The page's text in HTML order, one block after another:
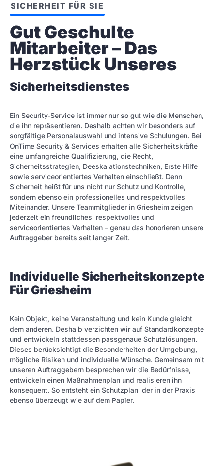
SICHERHEIT FÜR SIE
Gut Geschulte
Mitarbeiter – Das
Herzstück Unseres
Sicherheitsdienstes
Ein Security-Service ist immer nur so gut wie die Menschen,
die ihn repräsentieren. Deshalb achten wir besonders auf
sorgfältige Personalauswahl und intensive Schulungen. Bei
OnTime Security & Services erhalten alle Sicherheitskräfte
eine umfangreiche Qualifizierung, die Recht,
Sicherheitsstrategien, Deeskalationstechniken, Erste Hilfe
sowie serviceorientiertes Verhalten einschließt. Denn
Sicherheit heißt für uns nicht nur Schutz und Kontrolle,
sondern ebenso ein professionelles und respektvolles
Miteinander. Unsere Teammitglieder in Griesheim zeigen
jederzeit ein freundliches, respektvolles und
serviceorientiertes Verhalten – genau das honorieren unsere
Auftraggeber bereits seit langer Zeit.
Individuelle Sicherheitskonzepte
Für Griesheim
Kein Objekt, keine Veranstaltung und kein Kunde gleicht
dem anderen. Deshalb verzichten wir auf Standardkonzepte
und entwickeln stattdessen passgenaue Schutzlösungen.
Dieses berücksichtigt die Besonderheiten der Umgebung,
mögliche Risiken und individuelle Wünsche. Gemeinsam mit
unseren Auftraggebern besprechen wir die Bedürfnisse,
entwickeln einen Maßnahmenplan und realisieren ihn
konsequent. So entsteht ein Schutzplan, der in der Praxis
ebenso überzeugt wie auf dem Papier.